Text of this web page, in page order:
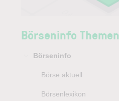
Börseninfo Themen
Börseninfo
Börse aktuell
Börsenlexikon